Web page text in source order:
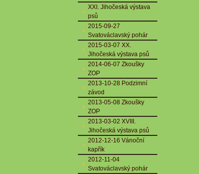
XXI. Jihočeská výstava
psů
2015-09-27
Svatováclavský pohár
2015-03-07 XX.
Jihočeská výstava psů
2014-06-07 Zkoušky
ZOP
2013-10-28 Podzimní
závod
2013-05-08 Zkoušky
ZOP
2013-03-02 XVIII.
Jihočeská výstava psů
2012-12-16 Vánoční
kapřík
2012-11-04
Svatováclavský pohár